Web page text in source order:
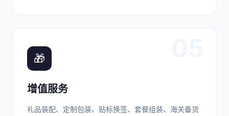
🎁
增值服务
礼品装配、定制包装、贴标换签、套餐组装、海关备货